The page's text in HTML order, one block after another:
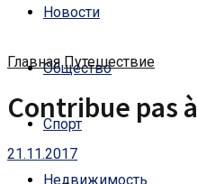
Новости
Общество
Спорт
Недвижимость
Главная Путешествие
Contribue pas à
21.11.2017